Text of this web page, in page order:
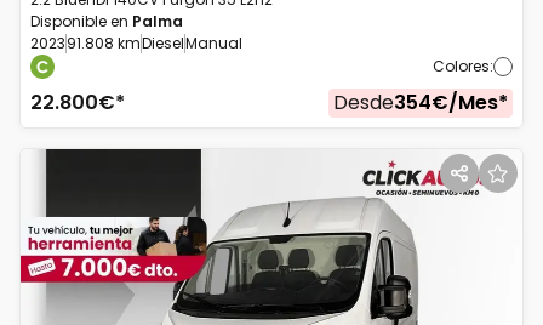
Disponible en Palma
202391.808 kmDieselManual
Colores:
22.800€* Desde354€/Mes*